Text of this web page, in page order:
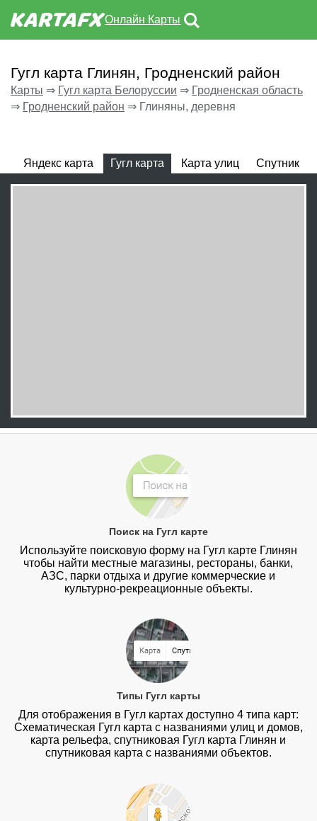
Онлайн Карты
Гугл карта Глинян, Гродненский район
Карты ⇒ Гугл карта Белоруссии ⇒ Гродненская область
⇒ Гродненский район ⇒ Глиняны, деревня
Яндекс карта Гугл карта Карта улиц Спутник
Поиск на Гугл карте
Используйте поисковую форму на Гугл карте Глинян
чтобы найти местные магазины, рестораны, банки,
АЗС, парки отдыха и другие коммерческие и
культурно-рекреационные объекты.
Типы Гугл карты
Для отображения в Гугл картах доступно 4 типа карт:
Схематическая Гугл карта с названиями улиц и домов,
карта рельефа, спутниковая Гугл карта Глинян и
спутниковая карта с названиями объектов.